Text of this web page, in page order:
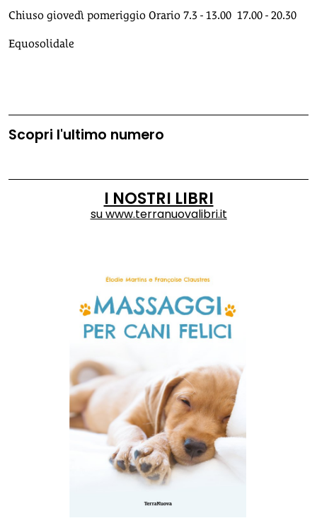
Chiuso giovedì pomeriggio Orario 7.3 - 13.00 17.00 - 20.30
Equosolidale
Scopri l'ultimo numero
I NOSTRI LIBRI
suwww.terranuovalibri.it